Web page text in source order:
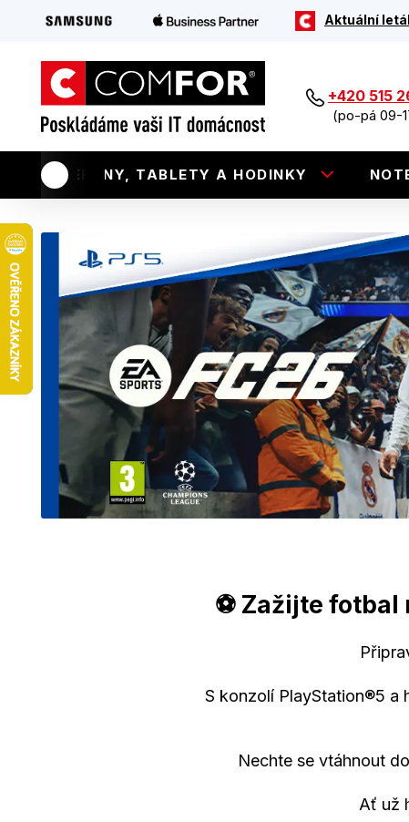
Aktuální
+420 515
(po-pá 09-
TELEFONY, TABLETY A HODINKY
⚽ Zažijte fotbal
S konzolí PlayStation®5 a
Nechte se vtáhnout
Ať už